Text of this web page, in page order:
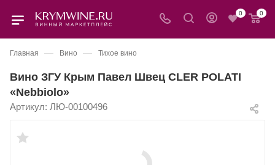
0 0
Главная — Вино — Тихое вино
Вино ЗГУ Крым Павел Швец CLER POLATI
«Nebbiolo»
Артикул: ЛЮ-00100496